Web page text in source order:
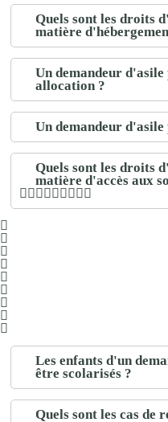
Quels sont les droits
matière
Un demandeur
allocation ?
Un demandeur
Quels sont les droits
matière d'accès aux
Les enfants d'un
être scolarisés ?
Quels sont les cas de